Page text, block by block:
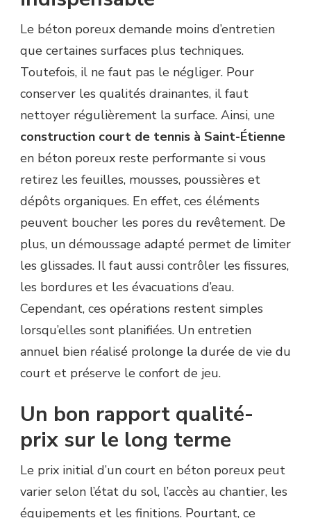
Le béton poreux demande moins d’entretien
que certaines surfaces plus techniques.
Toutefois, il ne faut pas le négliger. Pour
conserver les qualités drainantes, il faut
nettoyer régulièrement la surface. Ainsi, une
construction court de tennis à Saint-Étienne
en béton poreux reste performante si vous
retirez les feuilles, mousses, poussières et
dépôts organiques. En effet, ces éléments
peuvent boucher les pores du revêtement. De
plus, un démoussage adapté permet de limiter
les glissades. Il faut aussi contrôler les fissures,
les bordures et les évacuations d’eau.
Cependant, ces opérations restent simples
lorsqu’elles sont planifiées. Un entretien
annuel bien réalisé prolonge la durée de vie du
court et préserve le confort de jeu.
Un bon rapport qualité-
prix sur le long terme
Le prix initial d’un court en béton poreux peut
varier selon l’état du sol, l’accès au chantier, les
équipements et les finitions. Pourtant, ce